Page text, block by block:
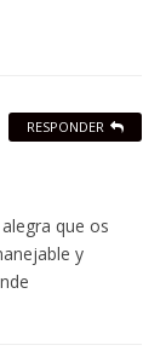
que os
y
RESPONDER